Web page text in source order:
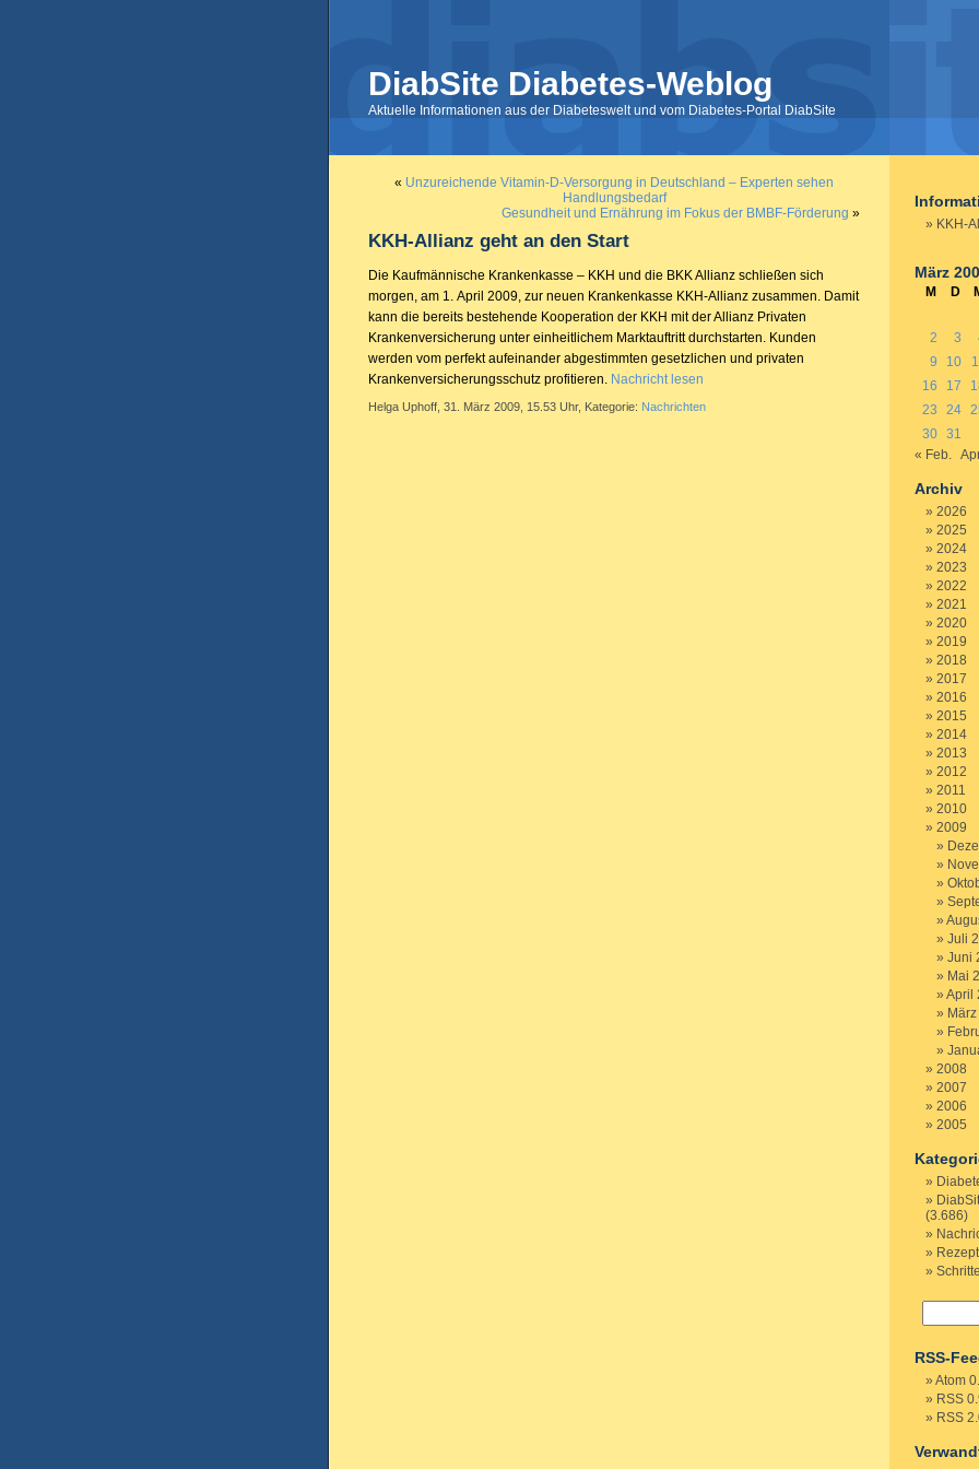
DiabSite Diabetes-Weblog
Aktuelle Informationen aus der Diabeteswelt und vom Diabetes-Portal DiabSite
« Unzureichende Vitamin-D-Versorgung in Deutschland – Experten sehen
Handlungsbedarf
Gesundheit und Ernährung im Fokus der BMBF-Förderung »
KKH-Allianz geht an den Start
Die Kaufmännische Krankenkasse – KKH und die BKK Allianz schließen sich
morgen, am 1. April 2009, zur neuen Krankenkasse KKH-Allianz zusammen. Damit
kann die bereits bestehende Kooperation der KKH mit der Allianz Privaten
Krankenversicherung unter einheitlichem Marktauftritt durchstarten. Kunden
werden vom perfekt aufeinander abgestimmten gesetzlichen und privaten
Krankenversicherungsschutz profitieren. Nachricht lesen
Helga Uphoff, 31. März 2009, 15.53 Uhr, Kategorie: Nachrichten
KKH-
März
M D
2
3
9
10
16
17
23
24
30 31
« Feb.
Archiv
2026
2025
2024
2023
2022
2021
2020
2019
2018
2017
2016
2015
2014
2013
2012
2011
2010
2009
Juli
Juni
Mai
April
2008
2007
2006
2005
(3.686)
RSS-
Atom
RSS
RSS